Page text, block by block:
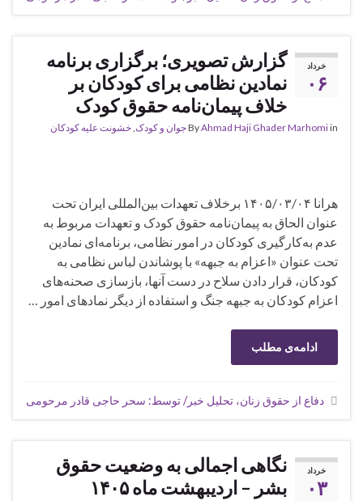
خرداد
۰۶
گزارش تصویری؛ برگزاری برنامه
نمادین نظامی برای کودکان بر
خلاف پیمان‌نامه حقوق کودک
ByAhmad Haji Ghader Marhomiin جوان و کودک,خشونت علیه کودکان
هرانا ۱۴۰۵/۰۳/۰۴ برخلاف تعهدات بین‌المللی ایران تحت
عنوان الحاق به پیمان‌نامه حقوق کودک و تعهدات مربوط به
عدم به‌کارگیری کودکان در امور نظامی، برنامه‌ای نمادین
تحت عنوان «اعزام به جبهه» با پوشاندن لباس نظامی به
کودکان، قرار دادن سلاح در دست آنها، بازسازی صحنه‌های
اعزام کودکان به جبهه جنگ و استفاده از دیگر نمادهای امور …
ادامه‌ی مطلب
دفاع از حقوق زنان، تحلیل خبر/ توسط: سحر حاجی قادر مرحومی
خرداد
۰۳
نگاهی اجمالی به وضعیت حقوق
بشر – اردیبهشت ماه ۱۴۰۵